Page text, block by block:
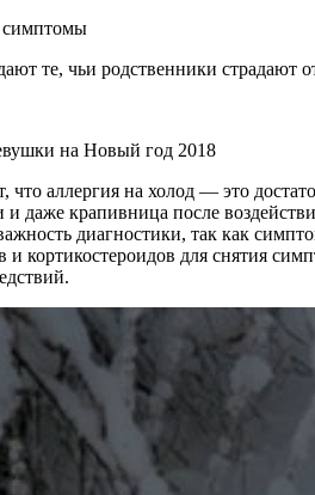
те, чьи родственники
на Новый год 2018
что аллергия на холод — это
и даже крапивница после
диагностики, так как
и кортикостероидов для снятия